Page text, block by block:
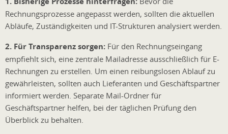
Rechnungsprozesse angepasst werden, sollten die aktuellen
Abläufe, Zuständigkeiten und IT-Strukturen analysiert werden.
2. Für Transparenz sorgen: Für den Rechnungseingang
empfiehlt sich, eine zentrale Mailadresse ausschließlich für E-
Rechnungen zu erstellen. Um einen reibungslosen Ablauf zu
gewährleisten, sollten auch Lieferanten und Geschäftspartner
informiert werden. Separate Mail-Ordner für
Geschäftspartner helfen, bei der täglichen Prüfung den
Überblick zu behalten.